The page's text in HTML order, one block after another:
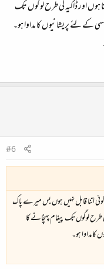
اور ڈاکیہ کی طرح لوگوں تک
کے لئے پریشانیوں کا مداوا ہو۔
#6
اتنا قابل نہیں ہوں بس میرے پاک
طرح لوگوں تک پیغام پہنچانے کا
مداوا ہو۔